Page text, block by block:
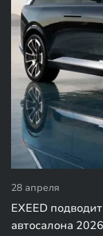
итоги
2026